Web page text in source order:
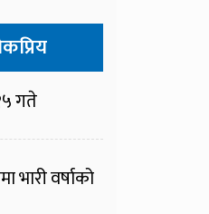
गते
वर्षाको